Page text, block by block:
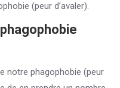
(peur d’avaler).
notre phagophobie (peur